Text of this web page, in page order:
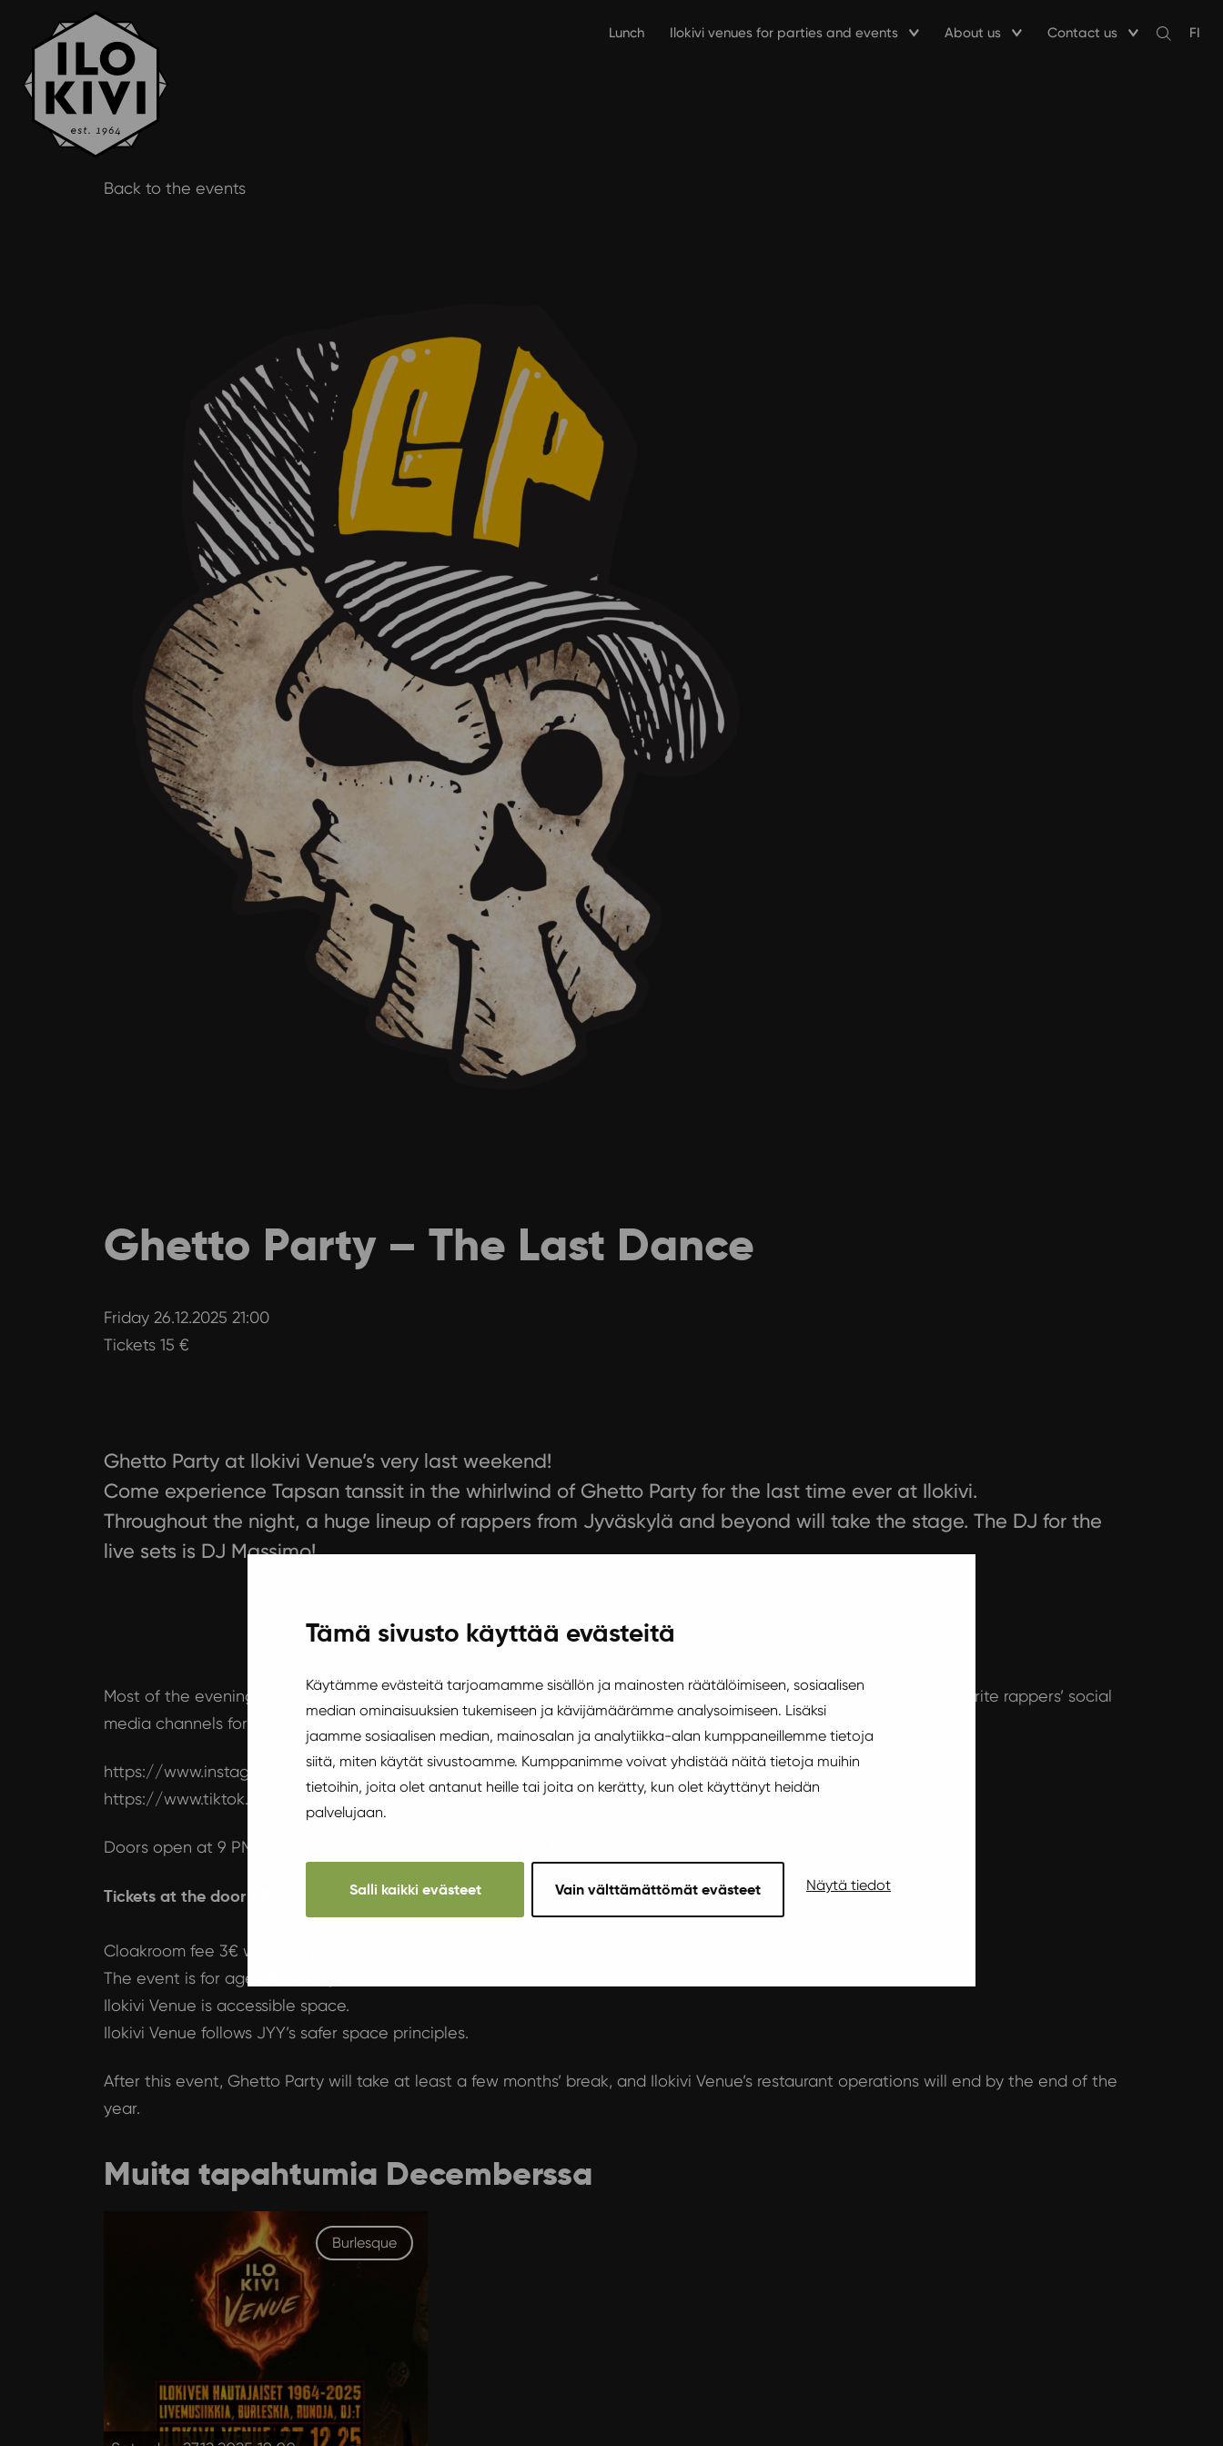
Tämä sivusto käyttää evästeitä
Käytämme evästeitä tarjoamamme sisällön ja mainosten räätälöimiseen, sosiaalisen
median ominaisuuksien tukemiseen ja kävijämäärämme analysoimiseen. Lisäksi
jaamme sosiaalisen median, mainosalan ja analytiikka-alan kumppaneillemme tietoja
siitä, miten käytät sivustoamme. Kumppanimme voivat yhdistää näitä tietoja muihin
tietoihin, joita olet antanut heille tai joita on kerätty, kun olet käyttänyt heidän
palvelujaan.
Salli kaikki evästeet Vain välttämättömät evästeet Näytä tiedot
Lunch Ilokivi venues for parties and events About us Contact us
Avaa
FI
Back to the events
Ghetto Party – The Last Dance
Friday 26.12.2025 21:00
Tickets 15 €
Ghetto Party at Ilokivi Venue’s very last weekend!
Come experience Tapsan tanssit in the whirlwind of Ghetto Party for the last time ever at Ilokivi.
Throughout the night, a huge lineup of rappers from Jyväskylä and beyond will take the stage. The DJ for the
live sets is DJ Massimo!
Most of the evening’s performers will remain a surprise in advance, but keep an eye on Ghetto Party’s and your favorite rappers’ social
media channels for possible hints and program reveals. 😉
https://www.instagram.com/ghettoparty/
https://www.tiktok.com/@ghetto.party
Doors open at 9 PM, and live performances kick off at 9:30 PM.
Tickets at the door €15
Cloakroom fee 3€ will be charged separately.
The event is for ages 18 and up.
Ilokivi Venue is accessible space.
Ilokivi Venue follows JYY’s safer space principles.
After this event, Ghetto Party will take at least a few months’ break, and Ilokivi Venue’s restaurant operations will end by the end of the
year.
Muita tapahtumia Decemberssa
Burlesque